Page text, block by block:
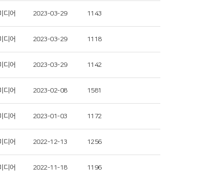
디어 2023-03-29 1143
디어 2023-03-29 1118
디어 2023-03-29 1142
디어 2023-02-08 1581
디어 2023-01-03 1172
디어 2022-12-13 1256
디어 2022-11-18 1196